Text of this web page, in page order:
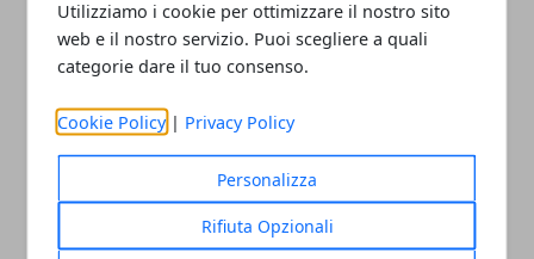
Utilizziamo i cookie per ottimizzare il nostro sito
web e il nostro servizio. Puoi scegliere a quali
categorie dare il tuo consenso.
Cookie Policy | Privacy Policy
Personalizza
Rifiuta Opzionali
How To - Come Fare
CMS
Smartphone
Apple
Videogames
Android